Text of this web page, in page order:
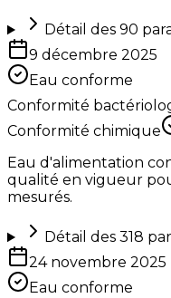
Détail des 90
9 décembre 2025
Eau conforme
Conformité
Conformité chimique
Eau d'alimentation
qualité en vigueur
mesurés.
Détail des 318
24 novembre 2025
Eau conforme